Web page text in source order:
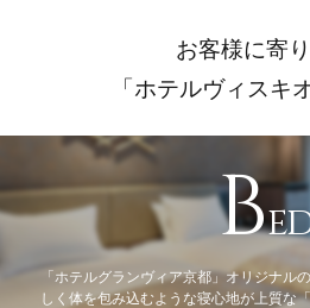
お客様に寄
「ホテルヴィスキオ
B
「ホテルグランヴィア京都」オリジナル
しく体を包み込むような寝心地が上質な